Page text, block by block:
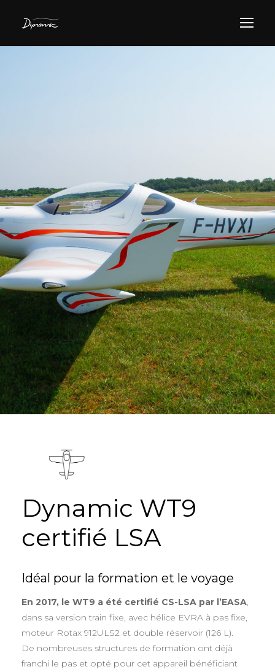
Dynamic WT9
certifié LSA
Idéal pour la formation et le voyage
En 2017, le WT9 a été certifié CS-LSA par l’EASA
dans sa version train fixe, avec hélice EVRA à pas fixe,
moteur Rotax 912ULS2 et double réservoir (126 L).
De nombreuses structures de formation ont déjà
franchi le pas et opté pour cet appareil bénéficiant